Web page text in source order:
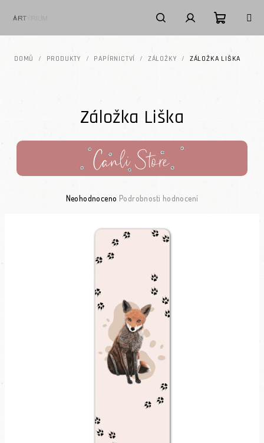
Hledat PřihlášeníNákupní
DOMŮ / PRODUKTY / PAPÍRNICTVÍ / ZÁLOŽKY / ZÁLOŽKA LIŠKA
Záložka Liška
Průměrné hodnocení produktu je 0,0 z 5 hvězdiček.
Neohodnoceno Podrobnosti hodnocení